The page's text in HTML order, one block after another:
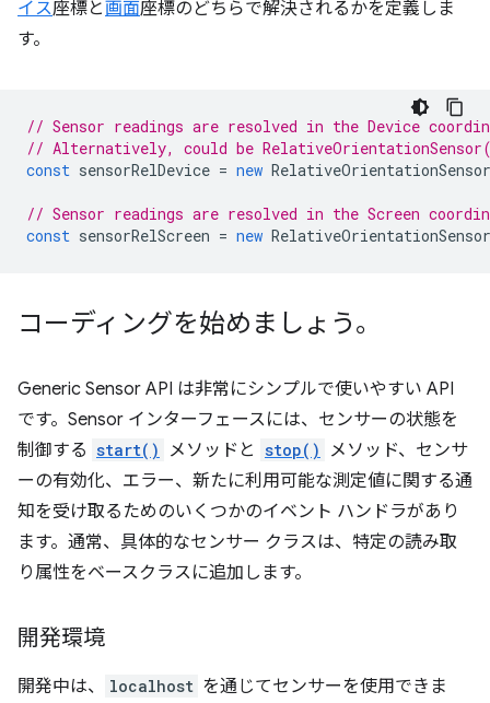
イス座標と画面座標のどちらで解決されるかを定義しま
す。
// Sensor readings are resolved in the Device
// Alternatively, could be
const sensorRelDevice = new RelativeOrientationSensor
// Sensor readings are resolved in the Screen
const sensorRelScreen = new RelativeOrientationSensor
コーディングを始めましょう。
Generic Sensor API は非常にシンプルで使いやすい API
です。Sensor インターフェースには、センサーの状態を
制御する start() メソッドと stop()
メソッド、センサ
ーの有効化、エラー、新たに利用可能な測定値に関する通
知を受け取るためのいくつかのイベント ハンドラがあり
ます。通常、具体的なセンサー クラスは、特定の読み取
り属性をベースクラスに追加します。
開発環境
開発中は、 localhost を通じてセンサーを使用できま